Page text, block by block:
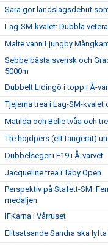
Sara gör landslagsdebut
Lag-SM-kvalet: Dubbla
Malte vann Ljungby
Sebbe bästa svensk och
5000m
Dubbelt Lidingö i topp i Å-
Tjejerna trea i Lag-SM-kvalet
Matilda och Belle tvåa och
Tre höjdpers (ett tangerat)
Dubbelseger i F19 i Å-varvet
Jacqueline trea i Täby Open
Perspektiv på Stafett-SM:
medaljen
IFKarna i Vårruset
Elitsatsande Sandra ska